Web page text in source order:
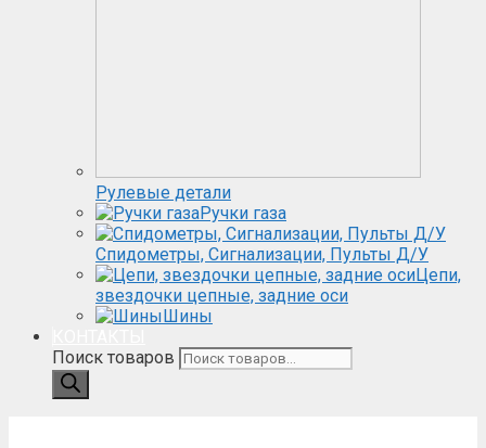
Рулевые детали
Ручки газа
Спидометры, Сигнализации, Пульты Д/У
Цепи,
звездочки цепные, задние оси
Шины
Поиск товаров